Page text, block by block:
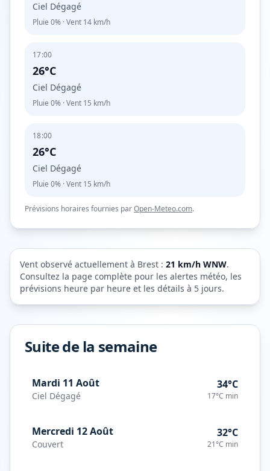
Ciel Dégagé
Pluie 0% · Vent 14 km/h
17:00
26°C
Ciel Dégagé
Pluie 0% · Vent 15 km/h
18:00
26°C
Ciel Dégagé
Pluie 0% · Vent 15 km/h
Prévisions horaires fournies parOpen-Meteo.com.
Vent observé actuellement à Brest : 21 km/h WNW.
Consultez la page complète pour les alertes météo, les
prévisions heure par heure et les détails à 5 jours.
Suite de la semaine
Mardi 11 Août
Ciel Dégagé
34°C
17°C min
Mercredi 12 Août
Couvert
32°C
21°C min